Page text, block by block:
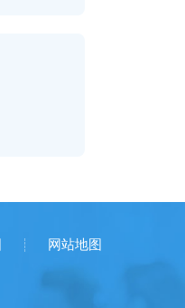
网站地图